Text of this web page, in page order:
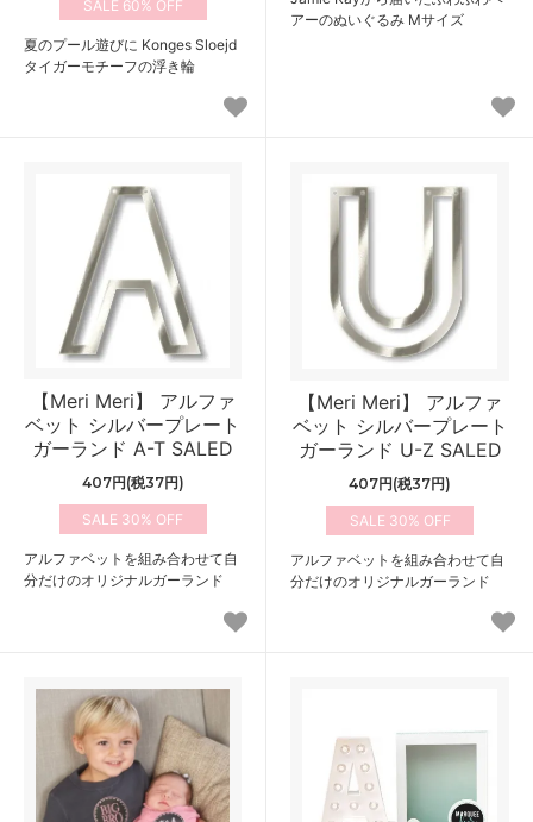
60%
夏のプール遊びに Konges Sloejd
タイガーモチーフの浮き輪
アーのぬいぐるみ Mサイズ
【Meri Meri】 アルファ
ベット シルバープレート
ガーランド A-T SALED
407円(税37円)
30%
アルファベットを組み合わせて自
分だけのオリジナルガーランド
【Meri Meri】 アルファ
ベット シルバープレート
ガーランド U-Z SALED
407円(税37円)
30%
アルファベットを組み合わせて自
分だけのオリジナルガーランド